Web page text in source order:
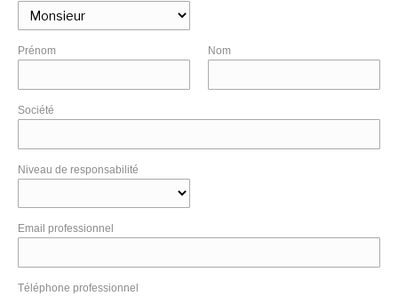
Prénom Nom
Société
Niveau de responsabilité
Email professionnel
Téléphone professionnel